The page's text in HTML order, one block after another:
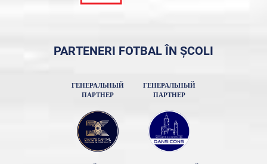
PARTENERI FOTBAL ÎN ȘCOLI
ГЕНЕРАЛЬНЫЙ
ПАРТНЕР
ГЕНЕРАЛЬНЫЙ
ПАРТНЕР